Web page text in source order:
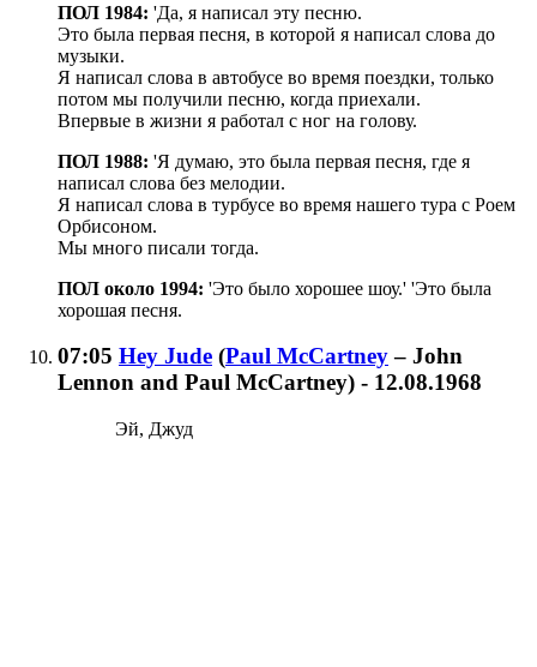
ПОЛ 1984: 'Да, я написал эту песню.
Это была первая песня, в которой я написал слова до
музыки.
Я написал слова в автобусе во время поездки, только
потом мы получили песню, когда приехали.
Впервые в жизни я работал с ног на голову.
ПОЛ 1988: 'Я думаю, это была первая песня, где я
написал слова без мелодии.
Я написал слова в турбусе во время нашего тура с Роем
Орбисоном.
Мы много писали тогда.
ПОЛ около 1994: 'Это было хорошее шоу.' 'Это была
хорошая песня.
07:05 Hey Jude (Paul McCartney – John
Lennon and Paul McCartney) - 12.08.1968
Эй, Джуд